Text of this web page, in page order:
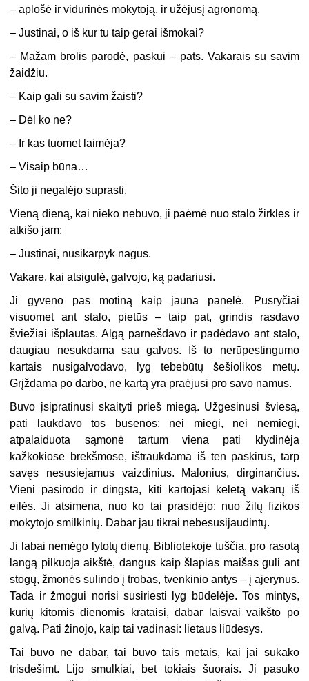
– aplošė ir vidurinės mokytoją, ir užėjusį agronomą.
–Justinai, o iš kur tu taip gerai išmokai?
– Mažam brolis parodė, paskui – pats. Vakarais su savim
žaidžiu.
– Kaip gali su savim žaisti?
– Dėl ko ne?
– Ir kas tuomet laimėja?
–Visaip būna…
Šito ji negalėjo suprasti.
Vieną dieną, kai nieko nebuvo, ji paėmė nuo stalo žirkles ir
atkišo jam:
–Justinai, nusikarpyk nagus.
Vakare, kai atsigulė, galvojo, ką padariusi.
Ji gyveno pas motiną kaip jauna panelė. Pusryčiai
visuomet ant stalo, pietūs – taip pat, grindis rasdavo
šviežiai išplautas. Algą parnešdavo ir padėdavo ant stalo,
daugiau nesukdama sau galvos. Iš to nerūpestingumo
kartais nusigalvodavo, lyg tebebūtų šešiolikos metų.
Grįždama po darbo, ne kartą yra praėjusi pro savo namus.
Buvo įsipratinusi skaityti prieš miegą. Užgesinusi šviesą,
pati laukdavo tos būsenos: nei miegi, nei nemiegi,
atpalaiduota sąmonė tartum viena pati klydinėja
kažkokiose brėkšmose, ištraukdama iš ten paskirus, tarp
savęs nesusiejamus vaizdinius. Malonius, dirginančius.
Vieni pasirodo ir dingsta, kiti kartojasi keletą vakarų iš
eilės. Ji atsimena, nuo ko tai prasidėjo: nuo žilų fizikos
mokytojo smilkinių. Dabar jau tikrai nebesusijaudintų.
Ji labai nemėgo lytotų dienų. Bibliotekoje tuščia, pro rasotą
langą pilkuoja aikštė, dangus kaip šlapias maišas guli ant
stogų, žmonės sulindo į trobas, tvenkinio antys – į ajerynus.
Tada ir žmogui norisi susiriesti lyg būdelėje. Tos mintys,
kurių kitomis dienomis krataisi, dabar laisvai vaikšto po
galvą. Pati žinojo, kaip tai vadinasi: lietaus liūdesys.
Tai buvo ne dabar, tai buvo tais metais, kai jai sukako
trisdešimt. Lijo smulkiai, bet tokiais šuorais. Ji pasuko